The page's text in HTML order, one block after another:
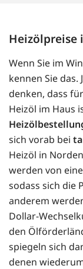
Heizölpreise
Wenn Sie im
kennen Sie das.
denken, dass
Heizöl im Haus
sich vorab bei
Heizöl in
werden von
sodass sich die
anderem
Dollar-
den
spiegeln sich
denen